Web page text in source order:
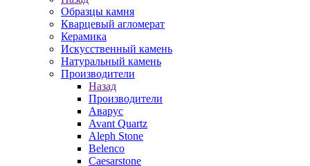
Образцы камня
Кварцевый агломерат
Керамика
Искусственный камень
Натуральный камень
Производители
Назад
Производители
Аварус
Avant Quartz
Aleph Stone
Belenco
Caesarstone